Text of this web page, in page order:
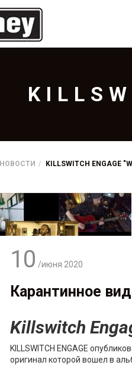
НОВОСТИ KILLSWITCH ENGAGE
10 /июня 2020
Карантинное
Killswitch
KILLSWITCH ENGAGE
оригинал которой вошел в